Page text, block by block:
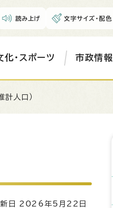
読み上げ 文字サイズ・配色
化・スポーツ 市政情報
計人口）
日 2026年5月22日